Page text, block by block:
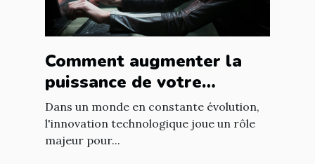
Comment augmenter la
puissance de votre
entreprise grâce aux
nouvelles technologies
Dans un monde en constante évolution,
l'innovation technologique joue un rôle
majeur pour...